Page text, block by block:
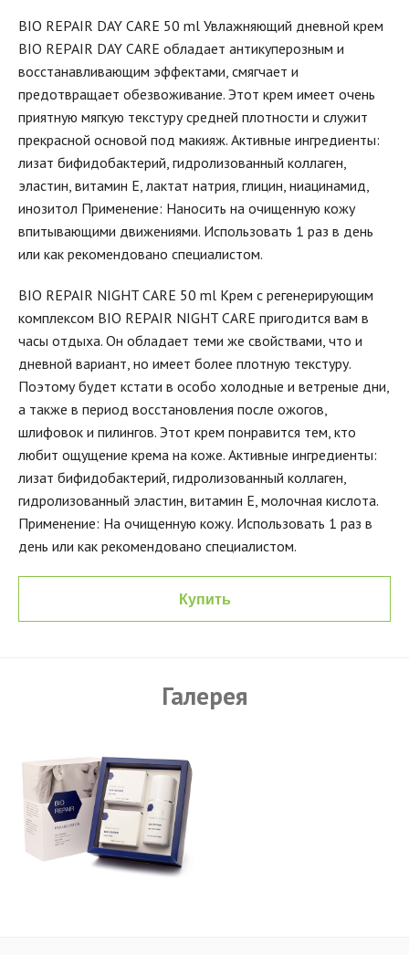
BIO REPAIR DAY CARE 50 ml Увлажняющий дневной крем
BIO REPAIR DAY CARE обладает антикуперозным и
восстанавливающим эффектами, смягчает и
предотвращает обезвоживание. Этот крем имеет очень
приятную мягкую текстуру средней плотности и служит
прекрасной основой под макияж. Активные ингредиенты:
лизат бифидобактерий, гидролизованный коллаген,
эластин, витамин Е, лактат натрия, глицин, ниацинамид,
инозитол Применение: Наносить на очищенную кожу
впитывающими движениями. Использовать 1 раз в день
или как рекомендовано специалистом.
BIO REPAIR NIGHT CARE 50 ml Крем с регенерирующим
комплексом BIO REPAIR NIGHT CARE пригодится вам в
часы отдыха. Он обладает теми же свойствами, что и
дневной вариант, но имеет более плотную текстуру.
Поэтому будет кстати в особо холодные и ветреные дни,
а также в период восстановления после ожогов,
шлифовок и пилингов. Этот крем понравится тем, кто
любит ощущение крема на коже. Активные ингредиенты:
лизат бифидобактерий, гидролизованный коллаген,
гидролизованный эластин, витамин Е, молочная кислота.
Применение: На очищенную кожу. Использовать 1 раз в
день или как рекомендовано специалистом.
Купить
Галерея